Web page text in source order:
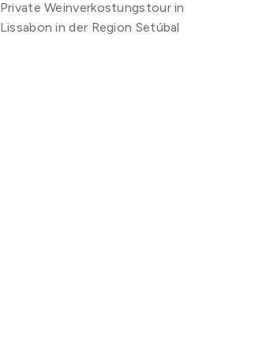
Private Weinverkostungstour in
Lissabon in der Region Setúbal